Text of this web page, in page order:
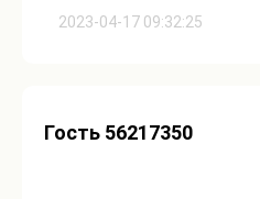
2023-04-17 09:32:25
Гость 56217350